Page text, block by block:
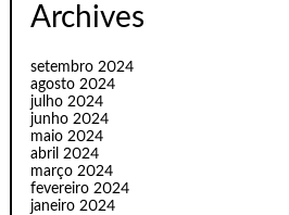
Archives
setembro 2024
agosto 2024
julho 2024
junho 2024
maio 2024
abril 2024
março 2024
fevereiro 2024
janeiro 2024